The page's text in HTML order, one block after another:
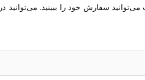
سفارش خود را ببینید. می‌توانید